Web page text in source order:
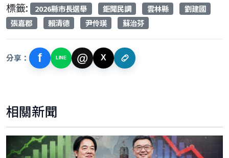
標籤: 2026縣市長選舉 鉅聞民調 雲林縣
劉建國
張嘉郡
賴清德 尹伶瑛 蘇治芬
分享： f LINE @ X
相關新聞